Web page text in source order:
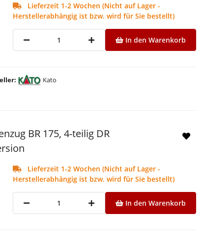
Lieferzeit 1-2 Wochen (Nicht auf Lager -
Herstellerabhängig ist bzw. wird für Sie bestellt)
Kato
In den Warenkorb
BR 175, 4-teilig DR
Lieferzeit 1-2 Wochen (Nicht auf Lager -
Herstellerabhängig ist bzw. wird für Sie bestellt)
In den Warenkorb